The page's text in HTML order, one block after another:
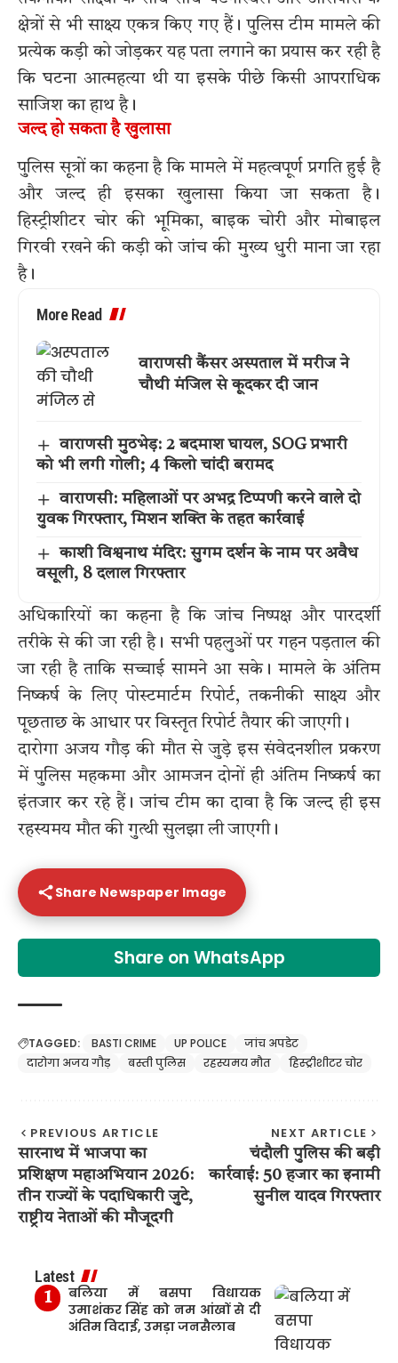
क्षेत्रों से भी साक्ष्य एकत्र किए गए हैं। पुलिस टीम मामले की
प्रत्येक कड़ी को जोड़कर यह पता लगाने का प्रयास कर रही है
कि घटना आत्महत्या थी या इसके पीछे किसी आपराधिक
साजिश का हाथ है।
जल्द हो सकता है खुलासा
पुलिस सूत्रों का कहना है कि मामले में महत्वपूर्ण प्रगति हुई है
और जल्द ही इसका खुलासा किया जा सकता है।
हिस्ट्रीशीटर चोर की भूमिका, बाइक चोरी और मोबाइल
गिरवी रखने की कड़ी को जांच की मुख्य धुरी माना जा रहा
है।
More Read
वाराणसी कैंसर अस्पताल में मरीज ने
चौथी मंजिल से कूदकर दी जान
वाराणसी मुठभेड़: 2 बदमाश घायल, SOG प्रभारी
को भी लगी गोली; 4 किलो चांदी बरामद
वाराणसी: महिलाओं पर अभद्र टिप्पणी करने वाले दो
युवक गिरफ्तार, मिशन शक्ति के तहत कार्रवाई
काशी विश्वनाथ मंदिर: सुगम दर्शन के नाम पर अवैध
वसूली, 8 दलाल गिरफ्तार
अधिकारियों का कहना है कि जांच निष्पक्ष और पारदर्शी
तरीके से की जा रही है। सभी पहलुओं पर गहन पड़ताल की
जा रही है ताकि सच्चाई सामने आ सके। मामले के अंतिम
निष्कर्ष के लिए पोस्टमार्टम रिपोर्ट, तकनीकी साक्ष्य और
पूछताछ के आधार पर विस्तृत रिपोर्ट तैयार की जाएगी।
दारोगा अजय गौड़ की मौत से जुड़े इस संवेदनशील प्रकरण
में पुलिस महकमा और आमजन दोनों ही अंतिम निष्कर्ष का
इंतजार कर रहे हैं। जांच टीम का दावा है कि जल्द ही इस
रहस्यमय मौत की गुत्थी सुलझा ली जाएगी।
Share Newspaper Image
Share on WhatsApp
TAGGED: BASTI CRIME UP POLICE
जांच अपडेट
दारोगा अजय गौड़
बस्ती पुलिस रहस्यमय मौत हिस्ट्रीशीटर चोर
PREVIOUS ARTICLE
सारनाथ में भाजपा का
प्रशिक्षण महाअभियान 2026:
तीन राज्यों के पदाधिकारी जुटे,
राष्ट्रीय नेताओं की मौजूदगी
NEXT ARTICLE
चंदौली पुलिस की बड़ी
कार्रवाई: 50 हजार का इनामी
सुनील यादव गिरफ्तार
Latest
बलिया में बसपा विधायक
उमाशंकर सिंह को नम आंखों से दी
अंतिम विदाई, उमड़ा जनसैलाब